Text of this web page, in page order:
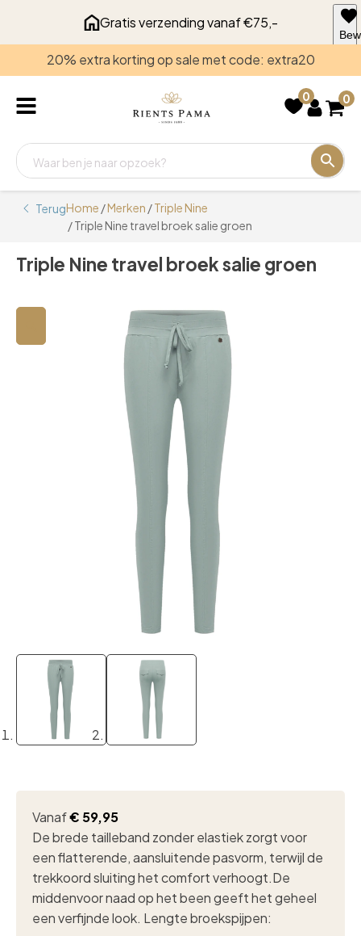
Gratis verzending vanaf €75,-
20% extra korting op sale met code: extra20
0 0
TerugHome /Merken /Triple Nine
/ Triple Nine travel broek salie groen
Triple Nine travel broek salie groen
Vanaf€ 59,95
De brede tailleband zonder elastiek zorgt voor
een flatterende, aansluitende pasvorm, terwijl de
trekkoord sluiting het comfort verhoogt.De
middenvoor naad op het been geeft het geheel
een verfijnde look. Lengte broekspijpen:
voor